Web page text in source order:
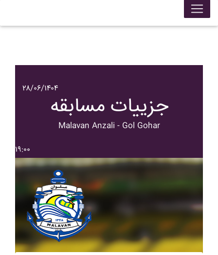
۲۸/۰۶/۱۴۰۴
جزییات مسابقه
Malavan Anzali - Gol Gohar
۱۹:۰۰